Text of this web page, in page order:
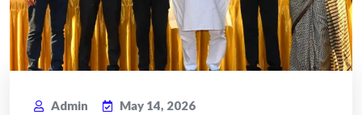
Admin
May 14, 2026